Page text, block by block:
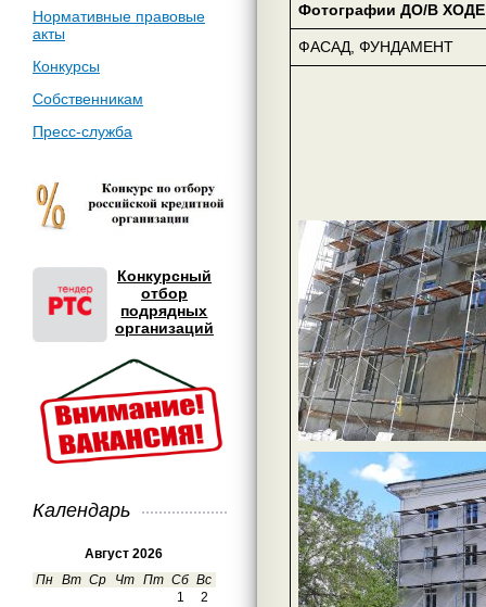
Нормативные правовые
акты
Конкурсы
Собственникам
Пресс-служба
Конкурсный
отбор
подрядных
организаций
Календарь
Август 2026
Пн Вт Ср Чт Пт Сб Вс
1
2
Фотографии ДО/В ХОДЕ
ФАСАД, ФУНДАМЕНТ